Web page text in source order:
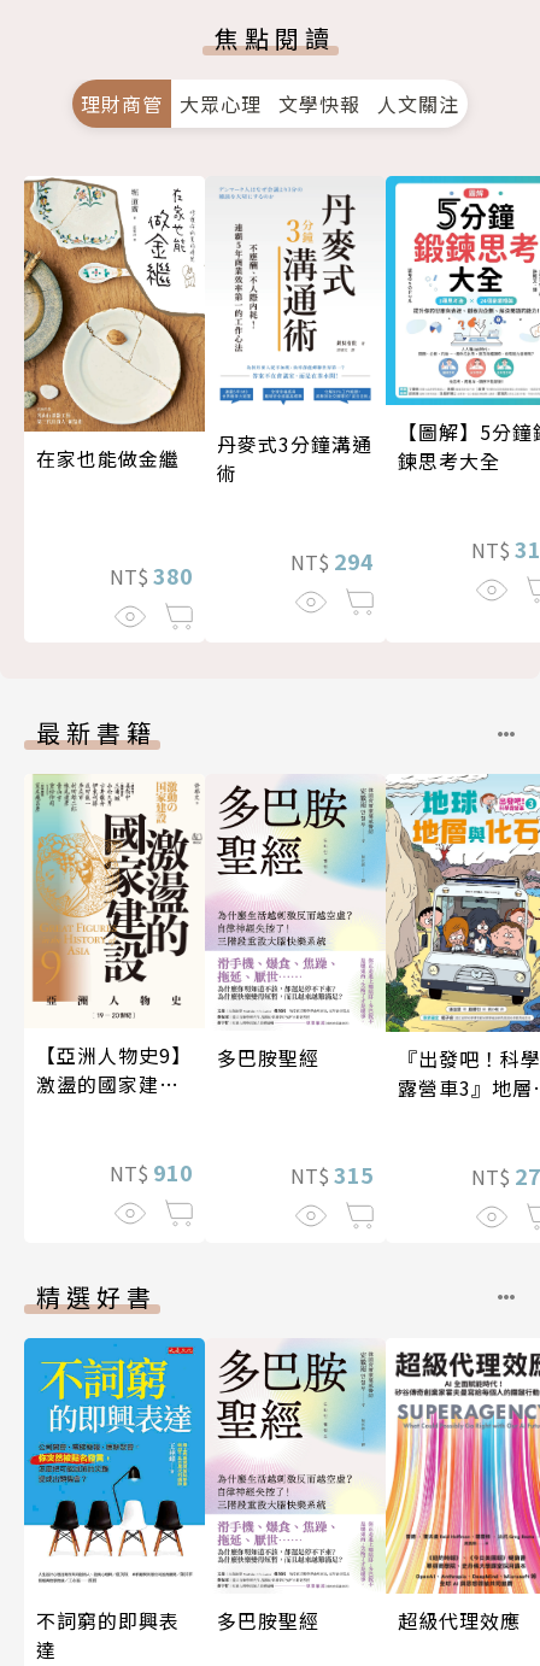
焦點閱讀
理財商管 大眾心理 文學快報 人文關注
在家也能做金繼
NT$ 380
丹麥式3分鐘溝通
術
NT$ 294
【圖解】5分鐘
鍊思考大全
NT$
最新書籍
【亞洲人物史9】
激盪的國家建設
NT$ 910
多巴胺聖經
NT$ 315
『出發吧！科學
露營車3』地層
NT$
精選好書
不詞窮的即興表
達
多巴胺聖經 超級代理效應